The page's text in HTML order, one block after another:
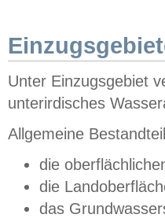
Unter Einzugsgebiet
unterirdisches
Allgemeine
die
die
das